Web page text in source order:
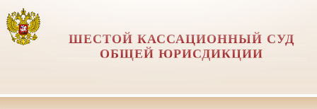
ШЕСТОЙ КАССАЦИОННЫЙ СУД
ОБЩЕЙ ЮРИСДИКЦИИ